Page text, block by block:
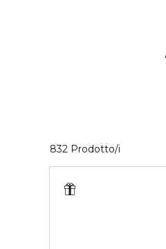
832 Prodotto/i